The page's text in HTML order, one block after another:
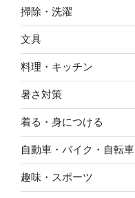
掃除・洗濯
文具
料理・キッチン
暑さ対策
着る・身につける
自動車・バイク・自転車
趣味・スポーツ